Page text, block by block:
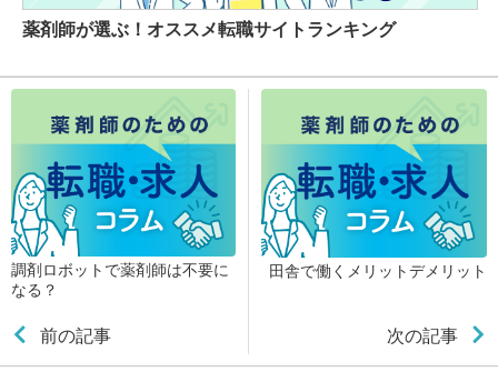
薬剤師が選ぶ！オススメ転職サイトランキング
調剤ロボットで薬剤師は不要に
なる？
前の記事
田舎で働くメリットデメリット
次の記事